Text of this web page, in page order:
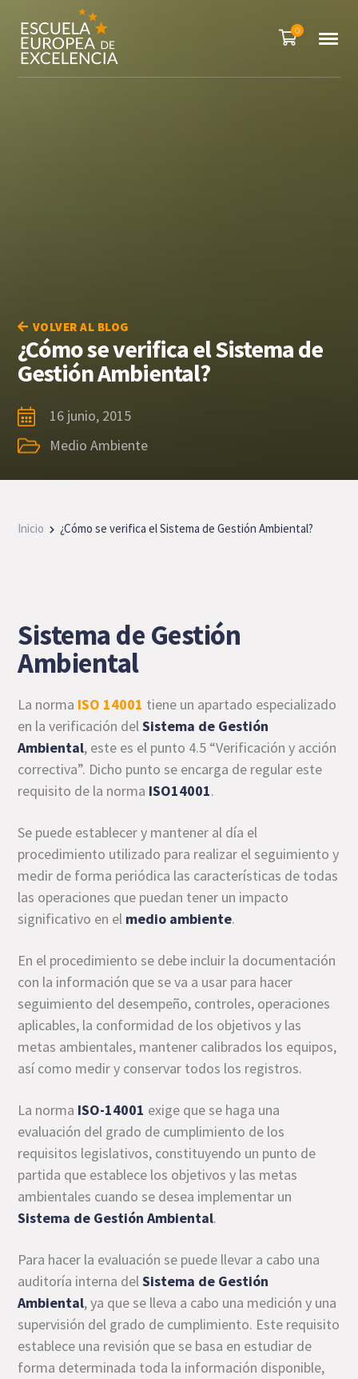
0
VOLVER AL BLOG
¿Cómo se verifica el Sistema de
Gestión Ambiental?
16 junio, 2015
Medio Ambiente
Inicio ¿Cómo se verifica el Sistema de Gestión Ambiental?
Sistema de Gestión
Ambiental
La norma ISO 14001 tiene un apartado especializado
en la verificación delSistema de Gestión
Ambiental, este es el punto 4.5 “Verificación y acción
correctiva”. Dicho punto se encarga de regular este
requisito de la norma ISO14001.
Se puede establecer y mantener al día el
procedimiento utilizado para realizar el seguimiento y
medir de forma periódica las características de todas
las operaciones que puedan tener un impacto
significativo en el medio ambiente.
En el procedimiento se debe incluir la documentación
con la información que se va a usar para hacer
seguimiento del desempeño, controles, operaciones
aplicables, la conformidad de los objetivos y las
metas ambientales, mantener calibrados los equipos,
así como medir y conservar todos los registros.
La norma ISO-14001 exige que se haga una
evaluación del grado de cumplimiento de los
requisitos legislativos, constituyendo un punto de
partida que establece los objetivos y las metas
ambientales cuando se desea implementar un
Sistema de Gestión Ambiental.
Para hacer la evaluación se puede llevar a cabo una
auditoría interna delSistema de Gestión
Ambiental, ya que se lleva a cabo una medición y una
supervisión del grado de cumplimiento. Este requisito
establece una revisión que se basa en estudiar de
forma determinada toda la información disponible,